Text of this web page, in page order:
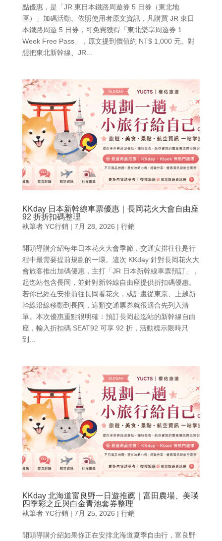
點優惠，是「JR 東日本鐵路周遊券 5 日券（東北地
區）」加碼活動。依照使用者原文資訊，凡購買 JR 東日
本鐵路周遊 5 日券，可免費獲得「東北樂享周遊券 1
Week Free Pass」，原文提到價值約 NT$ 1,000 元。對
想把東北新幹線、JR...
KKday 日本新幹線車票優惠｜長岡花火大會自由座
92 折折扣碼整理
執筆者 YC行銷| 7月 28, 2026 | 行銷
開頭導購介紹每年日本花火大會季節，交通安排往往是行
程中最需要提前規劃的一環。這次 KKday 針對長岡花火大
會旅客推出加碼優惠，主打「JR 日本新幹線車票預訂」，
起迄站包含長岡，並針對新幹線自由座提供折扣碼優惠。
若你已經在安排前往長岡看花火，或計畫從東京、上越新
幹線沿線移動到長岡，這類交通票券就很適合先列入清
單。本次優惠重點很明確：預訂長岡起迄站的新幹線自由
座，輸入折扣碼 SEAT92 可享 92 折，活動標示限時只
到...
KKday 北海道富良野一日遊推薦｜富田農場、美瑛
四季彩之丘與白金青池套券整理
執筆者 YC行銷| 7月 25, 2026 | 行銷
開頭導購介紹如果你正在安排北海道夏季自由行，富良野